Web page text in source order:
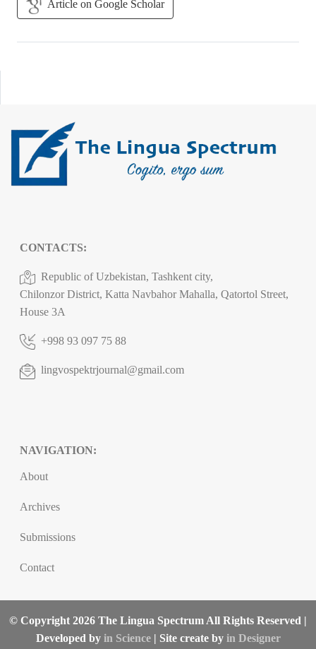
Article on Google Scholar
CONTACTS:
Republic of Uzbekistan, Tashkent city,
Chilonzor District, Katta Navbahor Mahalla, Qatortol Street,
House 3A
+998 93 097 75 88
lingvospektrjournal@gmail.com
NAVIGATION:
About
Archives
Submissions
Contact
© Copyright 2026 The Lingua Spectrum All Rights Reserved |
Developed by in Science| Site create by in Designer